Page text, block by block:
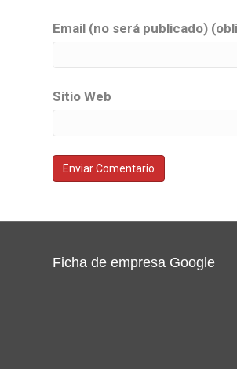
Email (no será publicado)
Sitio Web
Ficha de empresa Google